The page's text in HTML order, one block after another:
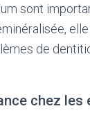
sont
de
chez les